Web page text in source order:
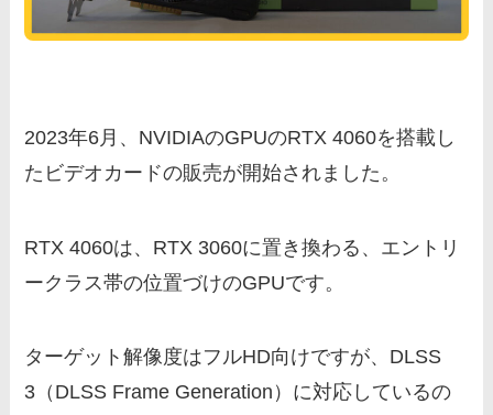
2023年6月、NVIDIAのGPUのRTX 4060を搭載し
たビデオカードの販売が開始されました。
RTX 4060は、RTX 3060に置き換わる、エントリ
ークラス帯の位置づけのGPUです。
ターゲット解像度はフルHD向けですが、DLSS
3（DLSS Frame Generation）に対応しているの